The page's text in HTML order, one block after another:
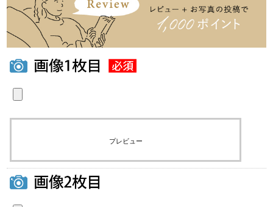
プレビュー